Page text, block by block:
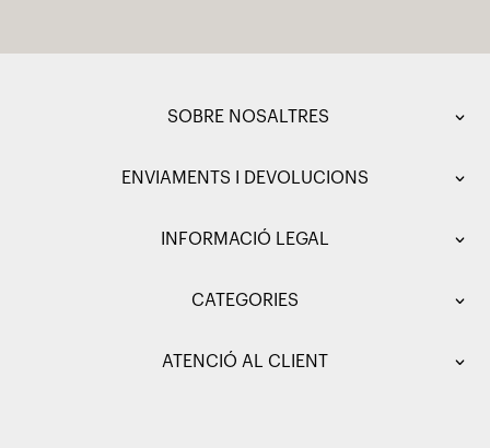
SOBRE NOSALTRES
ENVIAMENTS I DEVOLUCIONS
INFORMACIÓ LEGAL
CATEGORIES
ATENCIÓ AL CLIENT